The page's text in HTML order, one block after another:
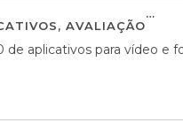
, AVALIAÇÃO
de aplicativos para vídeo e